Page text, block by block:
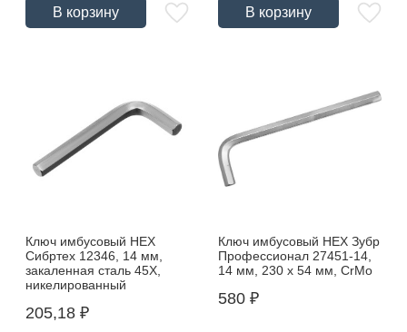
В корзину В корзину
Ключ имбусовый HEX
Сибртех 12346, 14 мм,
закаленная сталь 45Х,
никелированный
205,18 ₽
Ключ имбусовый HEX Зубр
Профессионал 27451-14,
14 мм, 230 х 54 мм, CrMo
580 ₽